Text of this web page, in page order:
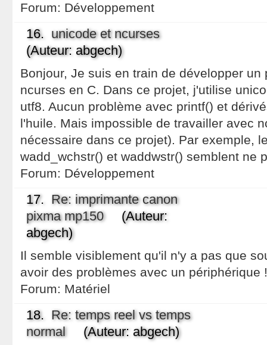
Forum: Développement
16. unicode et ncurses
(Auteur: abgech)
Bonjour, Je suis en train de développer un
ncurses en C. Dans ce projet, j'utilise
utf8. Aucun problème avec printf() et
l'huile. Mais impossible de travailler avec
nécessaire dans ce projet). Par exemple,
wadd_wchstr() et waddwstr() semblent ne
Forum: Développement
17. Re: imprimante canon
pixma mp150(Auteur:
abgech)
Il semble visiblement qu'il n'y a pas que
avoir des problèmes avec un périphérique
Forum: Matériel
18. Re: temps reel vs temps
normal(Auteur: abgech)